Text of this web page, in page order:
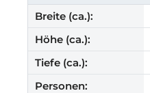
Breite (ca.):
Höhe (ca.):
Tiefe (ca.):
Personen: